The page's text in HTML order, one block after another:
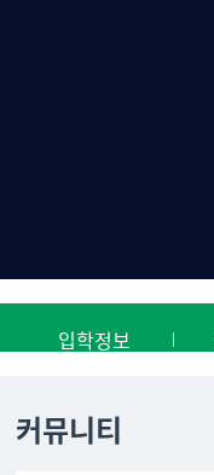
입학정보
커뮤니티